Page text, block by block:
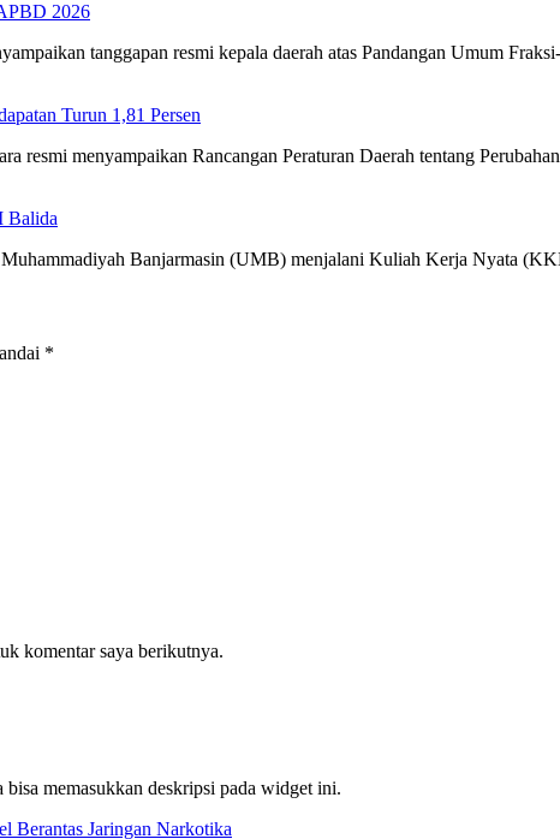
2026
tanggapan resmi kepala daerah atas Pandangan Umum
Turun 1,81 Persen
resmi menyampaikan Rancangan Peraturan Daerah tentang
Balida
Muhammadiyah Banjarmasin (UMB) menjalani Kuliah Kerja Nyata
*
komentar saya berikutnya.
memasukkan deskripsi pada widget ini.